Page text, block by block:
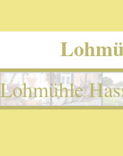
Lohmühle